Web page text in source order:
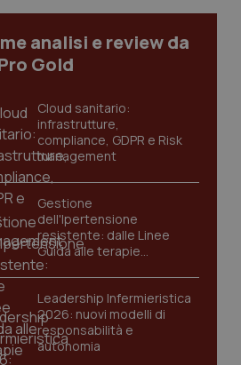
analisi e review da
Gold
Cloud sanitario:
infrastrutture,
compliance, GDPR e Risk
management
Gestione
dell'Ipertensione
resistente: dalle Linee
Guida alle terapie
innovative
Leadership Infermieristica
2026: nuovi modelli di
responsabilità e
autonomia